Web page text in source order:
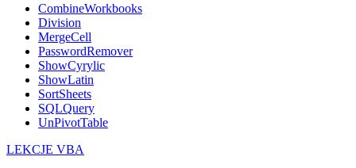
CombineWorkbooks
Division
MergeCell
PasswordRemover
ShowCyrylic
ShowLatin
SortSheets
SQLQuery
UnPivotTable
LEKCJE VBA